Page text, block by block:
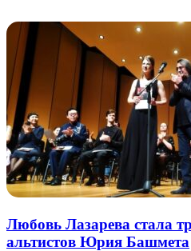
Любовь Лазарева стала
альтистов Юрия Башмета